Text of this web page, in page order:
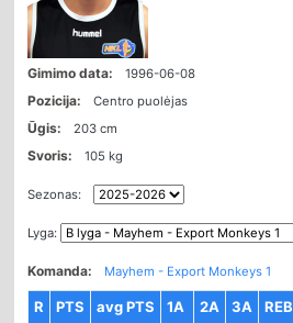
Gimimo data: 1996-06-08
Pozicija: Centro puolėjas
Ūgis: 203 cm
Svoris: 105 kg
Sezonas:
Lyga:
Komanda: Mayhem - Export Monkeys 1
R PTS avg PTS 1A 2A 3A REB